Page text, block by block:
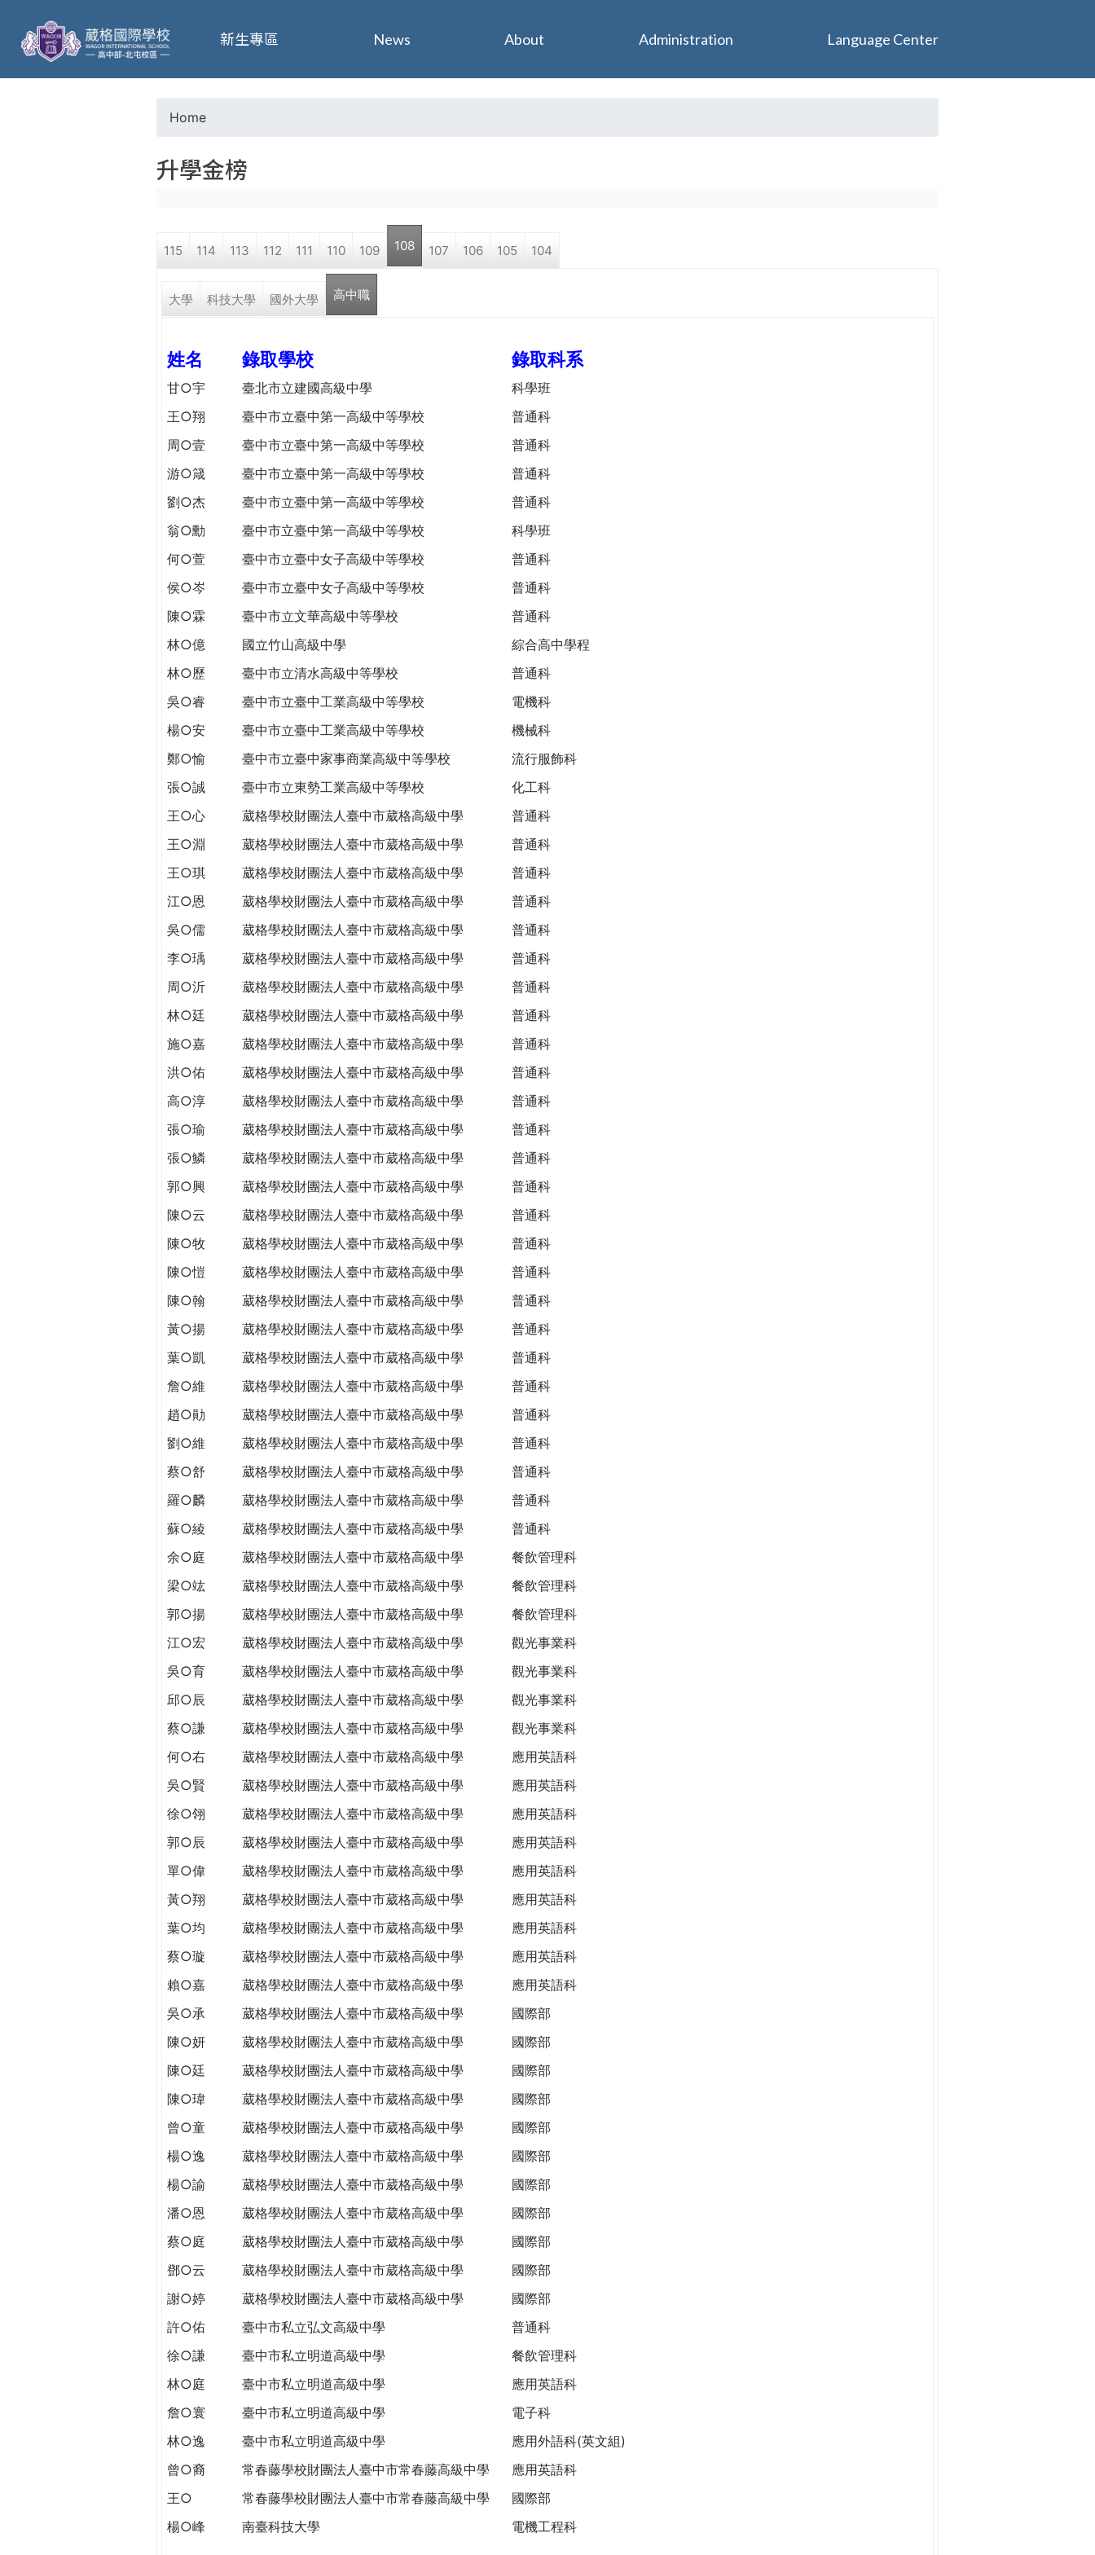
葳
格
o
a
r
h
e
r
e
Home
升學金榜
115 114 113 112 111 110 109 108 107 106 105 104
大學 科技大學 國外大學 高中職
姓名 錄取學校 錄取科系
甘○宇 臺北市立建國高級中學
科學班
王○翔
臺中市立臺中第一高級中等學校
普通科
周○壹
臺中市立臺中第一高級中等學校
普通科
游○箴
臺中市立臺中第一高級中等學校
普通科
劉○杰
臺中市立臺中第一高級中等學校
普通科
翁○勳
臺中市立臺中第一高級中等學校
科學班
何○萱
臺中市立臺中女子高級中等學校
普通科
侯○岑
臺中市立臺中女子高級中等學校
普通科
陳○霖
臺中市立文華高級中等學校
普通科
林○億
國立竹山高級中學
綜合高中學程
林○歷
臺中市立清水高級中等學校
普通科
吳○睿
臺中市立臺中工業高級中等學校
電機科
楊○安
臺中市立臺中工業高級中等學校
機械科
鄭○愉
臺中市立臺中家事商業高級中等學校
流行服飾科
張○誠
臺中市立東勢工業高級中等學校
化工科
王○心
葳格學校財團法人臺中市葳格高級中學
普通科
王○淵
葳格學校財團法人臺中市葳格高級中學
普通科
王○琪
葳格學校財團法人臺中市葳格高級中學
普通科
江○恩
葳格學校財團法人臺中市葳格高級中學
普通科
吳○儒
葳格學校財團法人臺中市葳格高級中學
普通科
李○瑀
葳格學校財團法人臺中市葳格高級中學
普通科
周○沂
葳格學校財團法人臺中市葳格高級中學
普通科
林○廷
葳格學校財團法人臺中市葳格高級中學
普通科
施○嘉
葳格學校財團法人臺中市葳格高級中學
普通科
洪○佑
葳格學校財團法人臺中市葳格高級中學
普通科
高○淳
葳格學校財團法人臺中市葳格高級中學
普通科
張○瑜
葳格學校財團法人臺中市葳格高級中學
普通科
張○鱗
葳格學校財團法人臺中市葳格高級中學
普通科
郭○興
葳格學校財團法人臺中市葳格高級中學
普通科
陳○云
葳格學校財團法人臺中市葳格高級中學
普通科
陳○牧
葳格學校財團法人臺中市葳格高級中學
普通科
陳○愷
葳格學校財團法人臺中市葳格高級中學
普通科
陳○翰
葳格學校財團法人臺中市葳格高級中學
普通科
黃○揚
葳格學校財團法人臺中市葳格高級中學
普通科
葉○凱
葳格學校財團法人臺中市葳格高級中學
普通科
詹○維
葳格學校財團法人臺中市葳格高級中學
普通科
趙○勛
葳格學校財團法人臺中市葳格高級中學
普通科
劉○維
葳格學校財團法人臺中市葳格高級中學
普通科
蔡○舒
葳格學校財團法人臺中市葳格高級中學
普通科
羅○麟
葳格學校財團法人臺中市葳格高級中學
普通科
蘇○綾
葳格學校財團法人臺中市葳格高級中學
普通科
余○庭
葳格學校財團法人臺中市葳格高級中學
餐飲管理科
梁○竑
葳格學校財團法人臺中市葳格高級中學
餐飲管理科
郭○揚
葳格學校財團法人臺中市葳格高級中學
餐飲管理科
江○宏
葳格學校財團法人臺中市葳格高級中學
觀光事業科
吳○育
葳格學校財團法人臺中市葳格高級中學
觀光事業科
邱○辰
葳格學校財團法人臺中市葳格高級中學
觀光事業科
蔡○謙
葳格學校財團法人臺中市葳格高級中學
觀光事業科
何○右
葳格學校財團法人臺中市葳格高級中學
應用英語科
吳○賢
葳格學校財團法人臺中市葳格高級中學
應用英語科
徐○翎
葳格學校財團法人臺中市葳格高級中學
應用英語科
郭○辰
葳格學校財團法人臺中市葳格高級中學
應用英語科
單○偉
葳格學校財團法人臺中市葳格高級中學
應用英語科
黃○翔
葳格學校財團法人臺中市葳格高級中學
應用英語科
葉○均
葳格學校財團法人臺中市葳格高級中學
應用英語科
蔡○璇
葳格學校財團法人臺中市葳格高級中學
應用英語科
賴○嘉
葳格學校財團法人臺中市葳格高級中學
應用英語科
吳○承
葳格學校財團法人臺中市葳格高級中學
國際部
陳○妍
葳格學校財團法人臺中市葳格高級中學
國際部
陳○廷
葳格學校財團法人臺中市葳格高級中學
國際部
陳○瑋
葳格學校財團法人臺中市葳格高級中學
國際部
曾○童
葳格學校財團法人臺中市葳格高級中學
國際部
楊○逸
葳格學校財團法人臺中市葳格高級中學
國際部
楊○諭
葳格學校財團法人臺中市葳格高級中學
國際部
潘○恩
葳格學校財團法人臺中市葳格高級中學
國際部
蔡○庭
葳格學校財團法人臺中市葳格高級中學
國際部
鄧○云
葳格學校財團法人臺中市葳格高級中學
國際部
謝○婷
葳格學校財團法人臺中市葳格高級中學
國際部
許○佑
臺中市私立弘文高級中學
普通科
徐○謙
臺中市私立明道高級中學
餐飲管理科
林○庭
臺中市私立明道高級中學
應用英語科
詹○寰
臺中市私立明道高級中學
電子科
林○逸
臺中市私立明道高級中學
應用外語科(英文組)
曾○裔
常春藤學校財團法人臺中市常春藤高級中學
應用英語科
王○
常春藤學校財團法人臺中市常春藤高級中學
國際部
楊○峰
南臺科技大學 電機工程科
新生專區 News About Administration Language Center